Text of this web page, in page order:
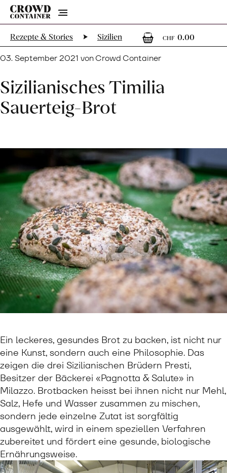
Menu
Rezepte & Stories Sizilien
CHF 0.000
03. September 2021 von Crowd Container
Sizilianisches Timilia
Sauerteig-Brot
Ein leckeres, gesundes Brot zu backen, ist nicht nur
eine Kunst, sondern auch eine Philosophie. Das
zeigen die drei Sizilianischen Brüdern Presti,
Besitzer der Bäckerei «Pagnotta & Salute» in
Milazzo. Brotbacken heisst bei ihnen nicht nur Mehl,
Salz, Hefe und Wasser zusammen zu mischen,
sondern jede einzelne Zutat ist sorgfältig
ausgewählt, wird in einem speziellen Verfahren
zubereitet und fördert eine gesunde, biologische
Ernährungsweise.